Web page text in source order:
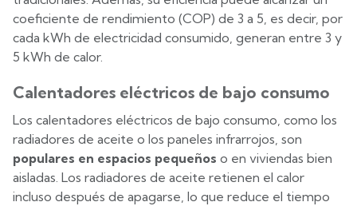
coeficiente de rendimiento (COP) de 3 a 5, es decir, por
cada kWh de electricidad consumido, generan entre 3 y
5 kWh de calor.
Calentadores eléctricos de bajo consumo
Los calentadores eléctricos de bajo consumo, como los
radiadores de aceite o los paneles infrarrojos, son
populares en espacios pequeños o en viviendas bien
aisladas. Los radiadores de aceite retienen el calor
incluso después de apagarse, lo que reduce el tiempo